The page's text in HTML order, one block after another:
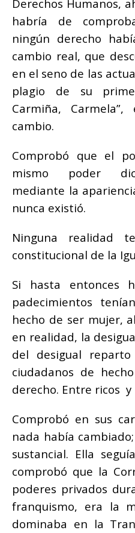
Derechos Humanos,
habría de
ningún derecho
cambio real, que
en el seno de las
plagio de su
Carmiña,
cambio.
Comprobó que el
mismo poder
mediante la
nunca existió.
Ninguna realidad
constitucional de la
Si hasta entonces
padecimientos
hecho de ser mujer,
en realidad, la
del desigual
ciudadanos de
derecho. Entre ricos y
Comprobó en sus
nada había
sustancial. Ella
comprobó que la
poderes privados
franquismo, era la
dominaba en la